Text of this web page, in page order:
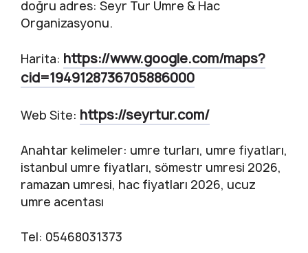
doğru adres: Seyr Tur Umre & Hac
Organizasyonu.
Harita: https://www.google.com/maps?
cid=1949128736705886000
Web Site: https://seyrtur.com/
Anahtar kelimeler: umre turları, umre fiyatları,
istanbul umre fiyatları, sömestr umresi 2026,
ramazan umresi, hac fiyatları 2026, ucuz
umre acentası
Tel: 05468031373